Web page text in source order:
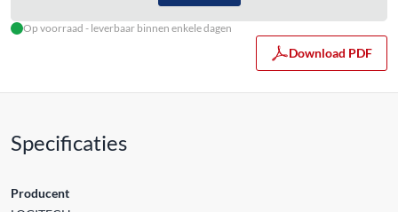
Op voorraad - leverbaar binnen enkele dagen
Download PDF
Specificaties
Producent